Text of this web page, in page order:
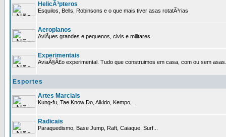
HelicÃ³pteros
Esquilos, Bells, Robinsons e o que mais tiver asas rotatÃ³rias
Aeroplanos
AviÃµes grandes e pequenos, civis e militares.
Experimentais
AviaÃ§Ã£o experimental. Tudo que construimos em casa, com ou sem asas.
Esportes
Artes Marciais
Kung-fu, Tae Know Do, Aikido, Kempo,...
Radicais
Paraquedismo, Base Jump, Raft, Caiaque, Surf...